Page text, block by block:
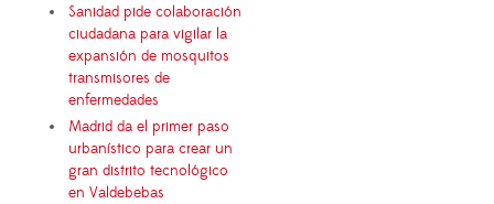
Sanidad pide colaboración
ciudadana para vigilar la
expansión de mosquitos
transmisores de
enfermedades
Madrid da el primer paso
urbanístico para crear un
gran distrito tecnológico
en Valdebebas